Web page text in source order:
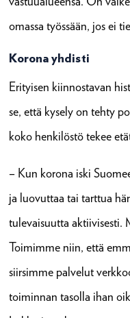
omassa työssään, jos ei
Korona yhdisti
Erityisen kiinnostavan
se, että kysely on tehty
koko henkilöstö tekee
– Kun korona iski
ja luovuttaa tai tarttua
tulevaisuutta aktiivisesti.
Toimimme niin, että
siirsimme palvelut
toiminnan tasolla ihan